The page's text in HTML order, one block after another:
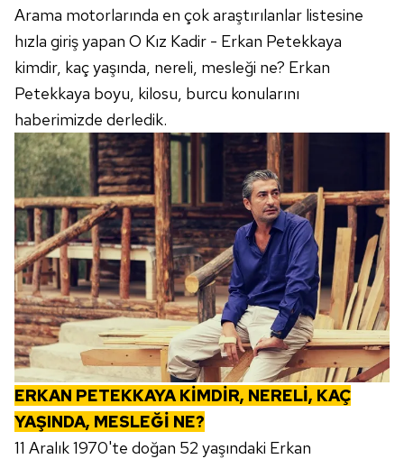
Arama motorlarında en çok araştırılanlar listesine
hızla giriş yapan O Kız Kadir - Erkan Petekkaya
kimdir, kaç yaşında, nereli, mesleği ne? Erkan
Petekkaya boyu, kilosu, burcu konularını
haberimizde derledik.
ERKAN PETEKKAYA KİMDİR, NERELİ, KAÇ
YAŞINDA, MESLEĞİ NE?
11 Aralık 1970'te doğan 52 yaşındaki Erkan